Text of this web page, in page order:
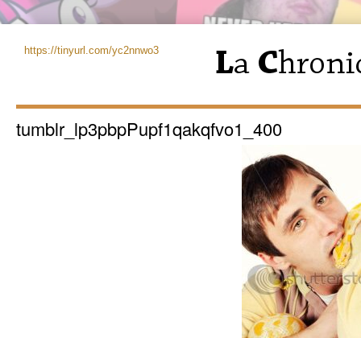
https://tinyurl.com/yc2nnwo3
tumblr_lp3pbpPupf1qakqfvo1_400